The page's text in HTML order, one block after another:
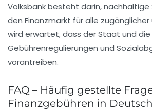
Volksbank besteht darin,
den Finanzmarkt für alle
wird erwartet, dass der Staat und die
Gebührenregulierungen und
vorantreiben.
FAQ – Häufig gestellte
Finanzgebühren in